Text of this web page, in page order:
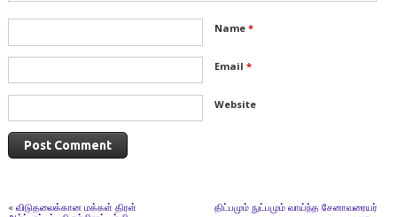
Name *
Email *
Website
« விடுதலைக்கான மக்கள் திரள்
திட்பமும் நுட்பமும் வாய்ந்த சேனாவரையர்